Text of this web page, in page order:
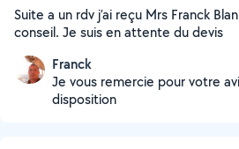
Suite a un rdv j’ai reçu Mrs Franck
conseil. Je suis en attente du devis
Franck
Je vous remercie pour votre
disposition